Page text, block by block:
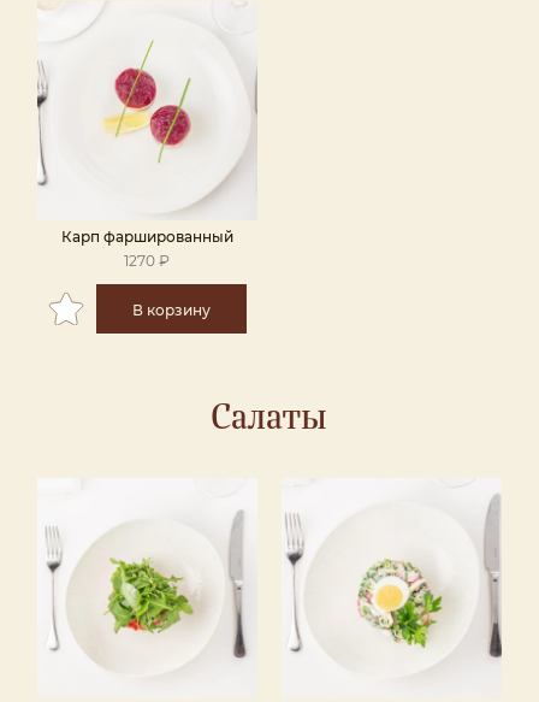
Карп фаршированный
1270 ₽
В корзину
Салаты